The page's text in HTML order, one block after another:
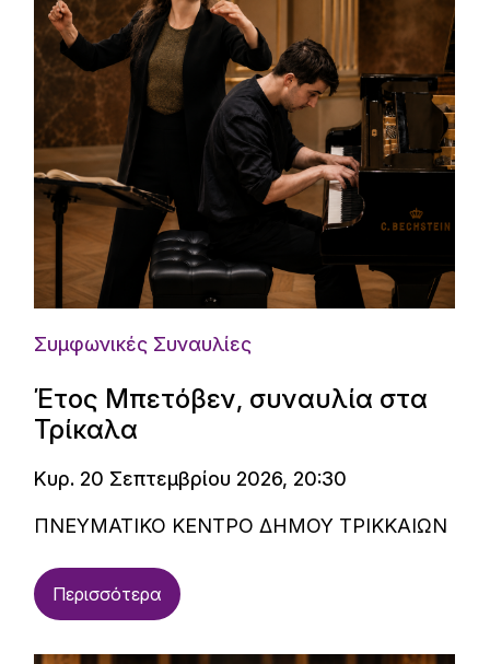
Late night με την Κρατική Ορχήστρα Αθηνών
- Media
Συμφωνικές Συναυλίες
Έτος Μπετόβεν, συναυλία στα
Τρίκαλα
Κυρ. 20 Σεπτεμβρίου 2026, 20:30
ΠΝΕΥΜΑΤΙΚΟ ΚΕΝΤΡΟ ΔΗΜΟΥ ΤΡΙΚΚΑΙΩΝ
Περισσότερα